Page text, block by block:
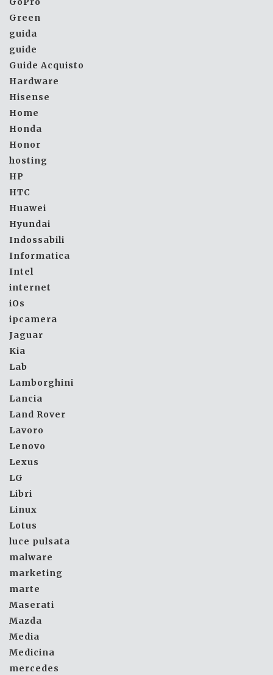
Green
guida
guide
Guide Acquisto
Hardware
Hisense
Home
Honda
Honor
hosting
HP
HTC
Huawei
Hyundai
Indossabili
Informatica
Intel
internet
iOs
ipcamera
Jaguar
Kia
Lab
Lamborghini
Lancia
Land Rover
Lavoro
Lenovo
Lexus
LG
Libri
Linux
Lotus
luce pulsata
malware
marketing
marte
Maserati
Mazda
Media
Medicina
mercedes